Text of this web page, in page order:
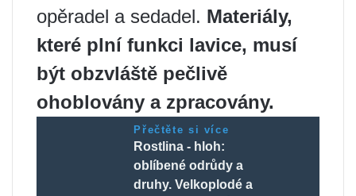
opěradel a sedadel. Materiály,
které plní funkci lavice, musí
být obzvláště pečlivě
ohoblovány a zpracovány.
Přečtěte si více
Rostlina - hloh:
oblíbené odrůdy a
druhy. Velkoplodé a